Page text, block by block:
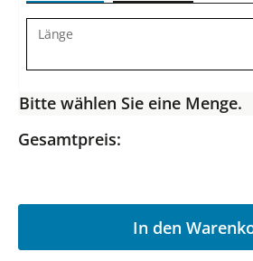
Länge
Bitte wählen Sie eine Menge.
Gesamtpreis:
In den